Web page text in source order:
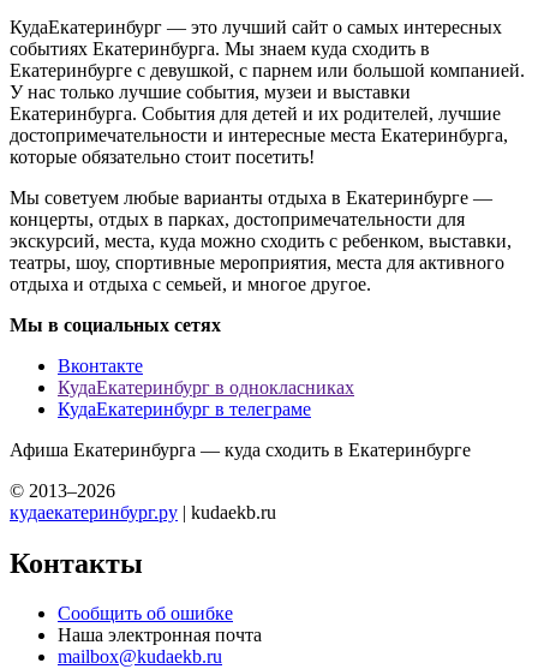
КудаЕкатеринбург — это лучший сайт о самых интересных
событиях Екатеринбурга. Мы знаем куда сходить в
Екатеринбурге с девушкой, с парнем или большой компанией.
У нас только лучшие события, музеи и выставки
Екатеринбурга. События для детей и их родителей, лучшие
достопримечательности и интересные места Екатеринбурга,
которые обязательно стоит посетить!
Мы советуем любые варианты отдыха в Екатеринбурге —
концерты, отдых в парках, достопримечательности для
экскурсий, места, куда можно сходить с ребенком, выставки,
театры, шоу, спортивные мероприятия, места для активного
отдыха и отдыха с семьей, и многое другое.
Мы в социальных сетях
Вконтакте
КудаЕкатеринбург в однокласниках
КудаЕкатеринбург в телеграме
Афиша Екатеринбурга — куда сходить в Екатеринбурге
© 2013–2026
кудаекатеринбург.ру | kudaekb.ru
Контакты
Сообщить об ошибке
Наша электронная почта
mailbox@kudaekb.ru